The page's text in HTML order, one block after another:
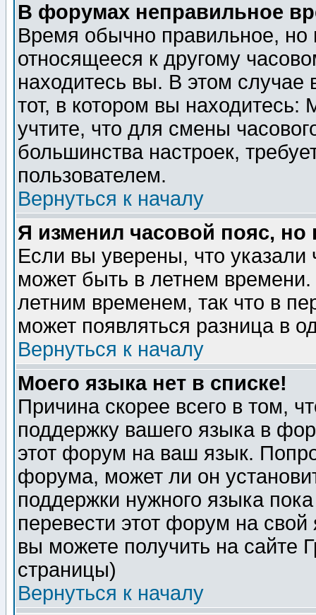
В форумах неправильное
Время обычно правильное,
относящееся к другому
находитесь вы. В этом
тот, в котором вы
учтите, что для смены
большинства настроек,
пользователем.
Вернуться к началу
Я изменил часовой пояс,
Если вы уверены, что указали
может быть в летнем
летним временем, так что в
может появляться разница в
Вернуться к началу
Моего языка нет в списке!
Причина скорее всего в том,
поддержку вашего языка в
этот форум на ваш язык.
форума, может ли он
поддержки нужного языка
перевести этот форум на
вы можете получить на сайте
страницы)
Вернуться к началу